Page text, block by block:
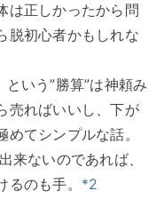
は正しかったから問
脱初心者かもしれな
いう”勝算”は神頼み
売ればいいし、下が
てシンプルな話。
来ないのであれば、
のも手。 *2